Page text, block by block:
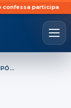
participação em
JOVEM É PRESO APÓS ROUBAR FARMÁCIA, ATIRAR CONTRA A POLÍCIA E COLIDIR DURANTE FUGA EM CRUZ ALTA